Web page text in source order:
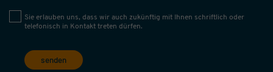
Sie erlauben uns, dass wir auch zukünftig mit Ihnen schriftlich oder
telefonisch in Kontakt treten dürfen.
senden